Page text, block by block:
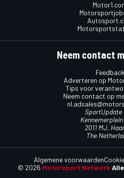
Neem contact
Feedback
Adverteren op
Tips voor
Neem contact op
SportUpdate
Kennemerplein
2011 MJ,
The
© 2026 Motorsport Network
Algemene voorwaarden